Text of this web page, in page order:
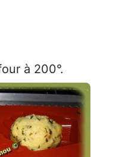
à 200°.